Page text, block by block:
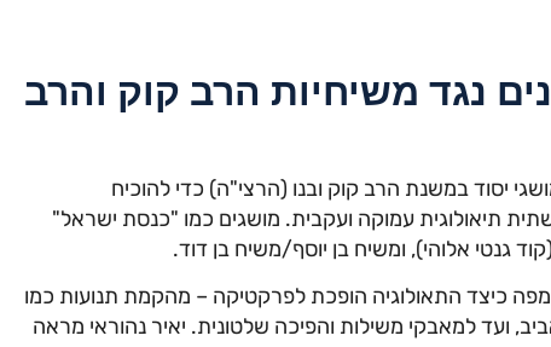
נגד משיחיות הרב קוק והרב
יסוד במשנת הרב קוק ובנו (הרצי"ה) כדי להוכיח
תיאולוגית עמוקה ועקבית. מושגים כמו "כנסת ישראל"
גנטי אלוהי), ומשיח בן יוסף/משיח בן דוד.
כיצד התאולוגיה הופכת לפרקטיקה – מהקמת תנועות כמו
ועד למאבקי משילות והפיכה שלטונית. יאיר נהוראי מראה